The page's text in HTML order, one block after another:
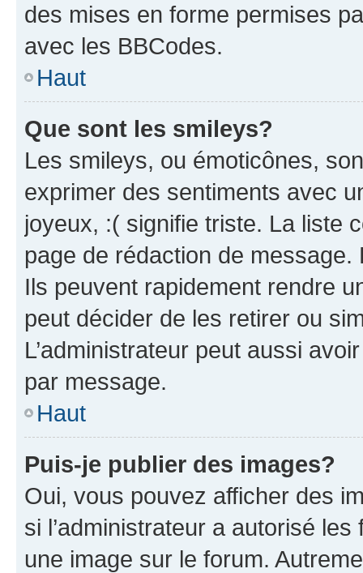
des mises en forme permises
avec les BBCodes.
Haut
Que sont les smileys?
Les smileys, ou émoticônes,
exprimer des sentiments avec
joyeux, :( signifie triste. La liste
page de rédaction de
Ils peuvent rapidement rendre
peut décider de les retirer ou
L’administrateur peut aussi
par message.
Haut
Puis-je publier des images?
Oui, vous pouvez afficher des
si l’administrateur a autorisé
une image sur le forum.